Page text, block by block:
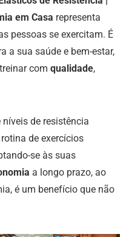
em Casa representa
pessoas se exercitam. É
a sua saúde e bem-estar,
com qualidade,
de resistência
de exercícios
se às suas
a longo prazo, ao
é um benefício que não